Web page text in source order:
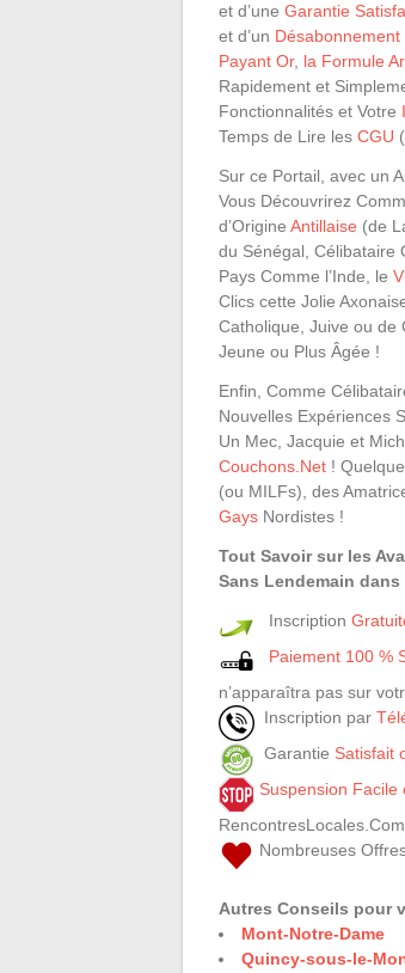
et d’une Garantie
et d’un Désabonnement
Payant Or, la Formule
Rapidement et
Fonctionnalités et Votre
Temps de Lire les CGU
Sur ce Portail, avec un
Vous Découvrirez
d’Origine Antillaise (de
du Sénégal, Célibataire
Pays Comme l’Inde, le
Clics cette Jolie
Catholique, Juive ou de
Jeune ou Plus Âgée !
Enfin, Comme
Nouvelles Expériences
Un Mec, Jacquie et
Couchons.Net !
(ou MILFs), des
Gays Nordistes !
Tout Savoir sur les
Sans Lendemain
Inscription
Paiement 100 %
n’apparaîtra pas sur
Inscription par
Garantie Satisfait
Suspension Facile
Nombreuses
Autres Conseils pour
Mont-Notre-Dame
Quincy-sous-le-